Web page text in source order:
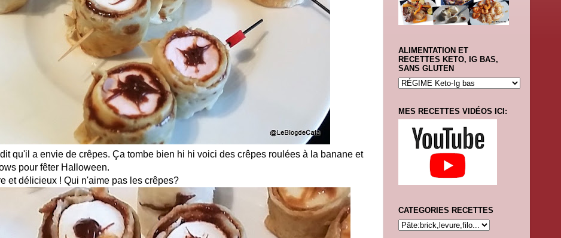
qu'il a envie de crêpes. Ça tombe bien hi hi voici des crêpes roulées à la banane et
pour fêter Halloween.
et délicieux ! Qui n'aime pas les crêpes?
ALIMENTATION ET
RECETTES KETO, IG BAS,
SANS GLUTEN
MES RECETTES VIDÉOS ICI:
CATEGORIES RECETTES